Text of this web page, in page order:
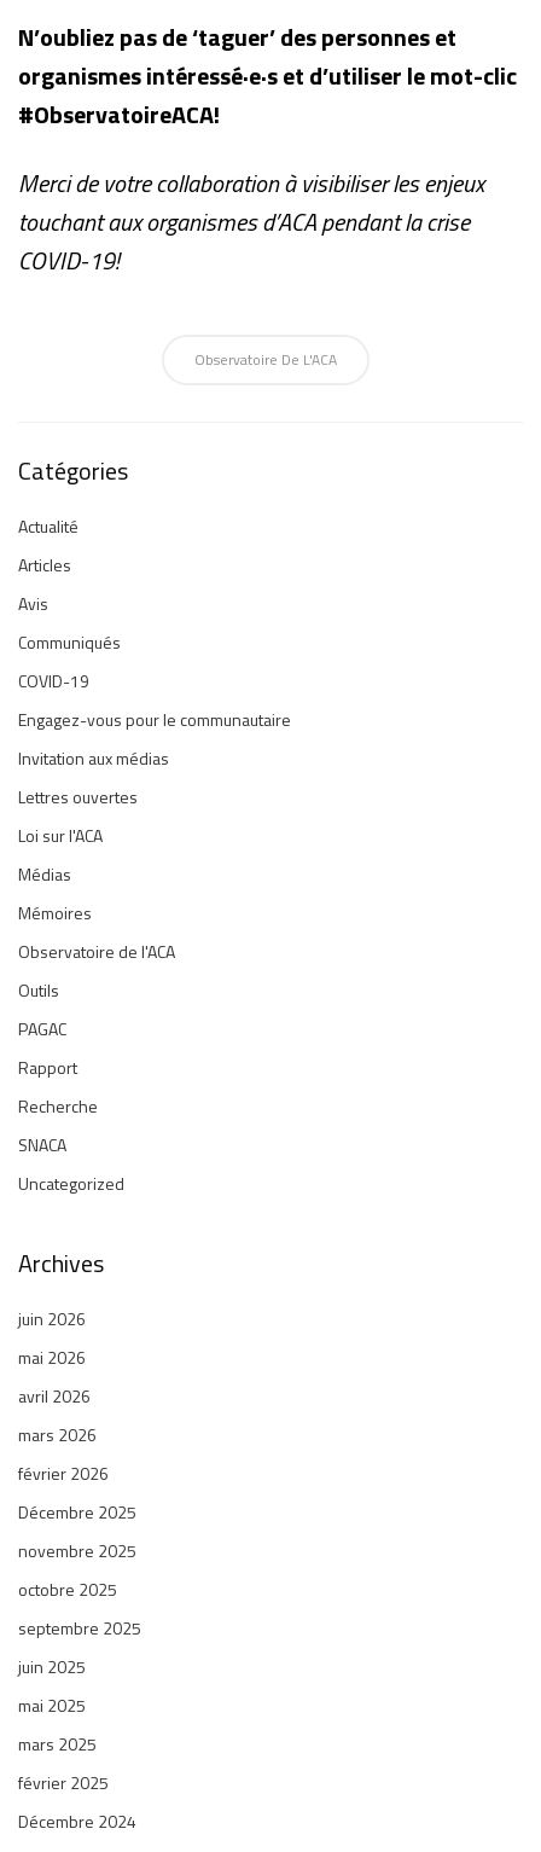
N’oubliez pas de ‘taguer’ des personnes et
organismes intéressé·e·s et d’utiliser le mot-clic
#ObservatoireACA!
Merci de votre collaboration à visibiliser les enjeux
touchant aux organismes d’ACA pendant la crise
COVID-19!
Observatoire De L'ACA
Catégories
Actualité
Articles
Avis
Communiqués
COVID-19
Engagez-vous pour le communautaire
Invitation aux médias
Lettres ouvertes
Loi sur l'ACA
Médias
Mémoires
Observatoire de l'ACA
Outils
PAGAC
Rapport
Recherche
SNACA
Uncategorized
Archives
juin 2026
mai 2026
avril 2026
mars 2026
février 2026
Décembre 2025
novembre 2025
octobre 2025
septembre 2025
juin 2025
mai 2025
mars 2025
février 2025
Décembre 2024